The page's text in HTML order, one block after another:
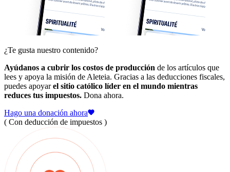
¿Te gusta nuestro contenido?
Ayúdanos a cubrir los costos de producción de los artículos que
lees y apoya la misión de Aleteia. Gracias a las deducciones fiscales,
puedes apoyarel sitio católico líder en el mundo mientras
reduces tus impuestos. Dona ahora.
Hago una donación ahora
( Con deducción de impuestos )